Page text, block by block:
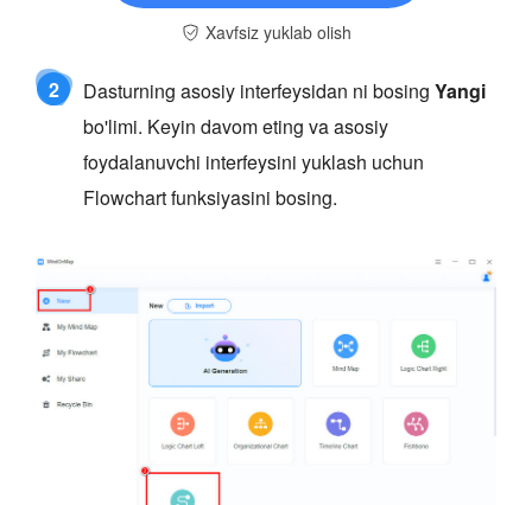
Xavfsiz yuklab olish
2 Dasturning asosiy interfeysidan ni bosing Yangi
bo'limi. Keyin davom eting va asosiy
foydalanuvchi interfeysini yuklash uchun
Flowchart funksiyasini bosing.